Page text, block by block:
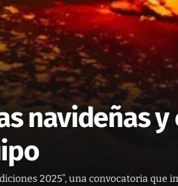
navideñas y
2025”, una convocatoria